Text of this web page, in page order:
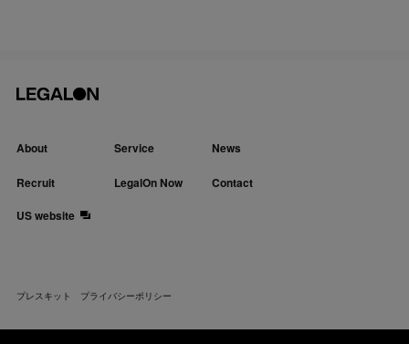
About Service News
Recruit LegalOn Now
Contact
US website
プレスキット プライバシーポリシー